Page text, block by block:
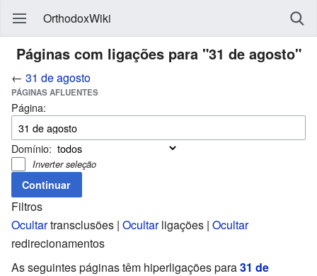
OrthodoxWiki
Páginas com ligações para "31 de agosto"
← 31 de agosto
PÁGINAS AFLUENTES
Página:
Domínio:
Inverter seleção
Filtros
Ocultartransclusões | Ocultarligações | Ocultar
redirecionamentos
As seguintes páginas têm hiperligações para31 de